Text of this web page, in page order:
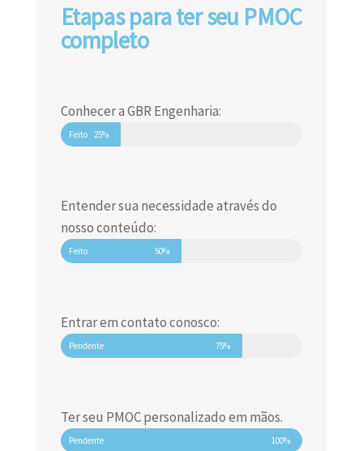
Etapas para ter seu PMOC
completo
Conhecer a GBR Engenharia:
Feito 25%
Entender sua necessidade através do
nosso conteúdo:
Feito 50%
Entrar em contato conosco:
Pendente 75%
Ter seu PMOC personalizado em mãos.
Pendente 100%